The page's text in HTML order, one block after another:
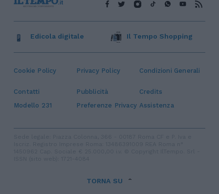
Cookie Policy Privacy Policy Condizioni Generali
Contatti Pubblicità
Credits
Modello 231
Preferenze Privacy Assistenza
Edicola digitale Il Tempo Shopping
TORNA SU